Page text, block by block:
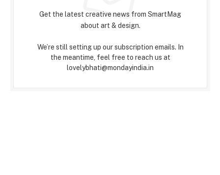
Get the latest creative news from SmartMag
about art & design.
We’re still setting up our subscription emails. In
the meantime, feel free to reach us at
lovelybhati@mondayindia.in